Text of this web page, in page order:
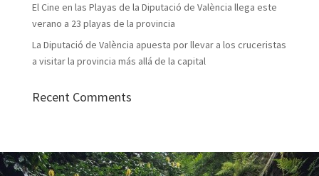
El Cine en las Playas de la Diputació de València llega este
verano a 23 playas de la provincia
La Diputació de València apuesta por llevar a los cruceristas
a visitar la provincia más allá de la capital
Recent Comments